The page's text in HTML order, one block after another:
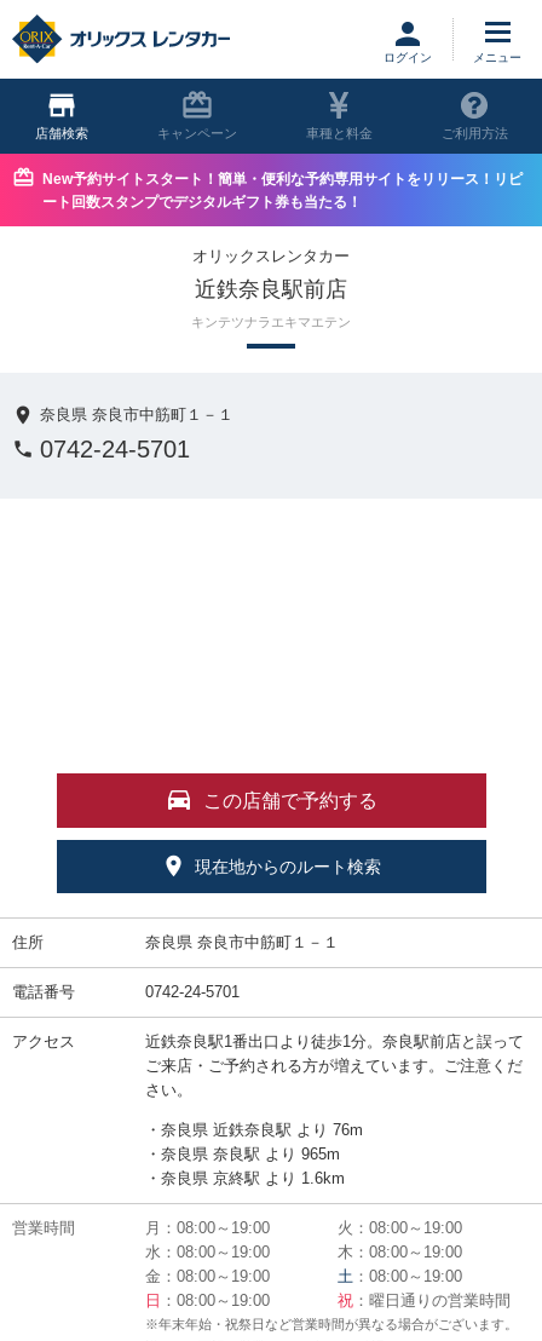
ログイン
店舗 キャンペーン 車種と料金 ご利用方法
New予約サイトスタート！簡単・便利な予約専用サイトをリリース！リピ
ート回数スタンプでデジタルギフト券も当たる！
オリックスレンタカー
近鉄奈良駅前店
キンテツナラエキマエテン
奈良県 奈良市中筋町１－１
0742-24-5701
この店舗で予約する
現在地からのルート検索
住所 奈良県 奈良市中筋町１－１
電話番号 0742-24-5701
アクセス
近鉄奈良駅1番出口より徒歩1分。奈良駅前店と誤って
ご来店・ご予約される方が増えています。ご注意くだ
さい。
・奈良県 近鉄奈良駅 より 76m
・奈良県 奈良駅 より 965m
・奈良県 京終駅 より 1.6km
営業時間 月：08:00～19:00
火：08:00～19:00
水：08:00～19:00
木：08:00～19:00
金：08:00～19:00
土 ：08:00～19:00
日 ：08:00～19:00 祝 ：曜日通りの営業時間
※年末年始・祝祭日など営業時間が異なる場合がございます。